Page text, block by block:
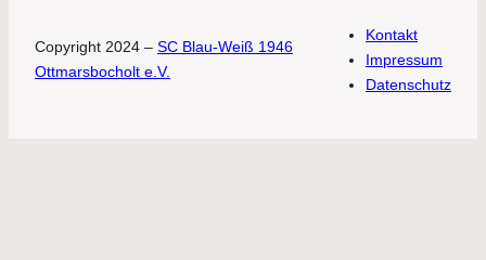
Copyright 2024 – SC Blau-Weiß 1946
Ottmarsbocholt e.V.
Kontakt
Impressum
Datenschutz